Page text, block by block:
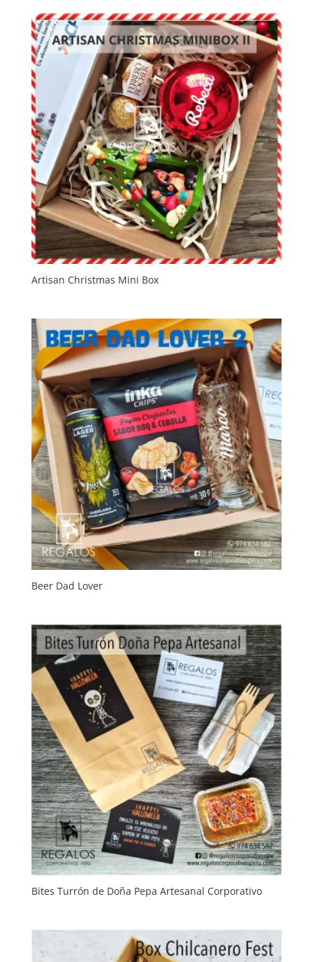
Artisan Christmas Mini Box
Beer Dad Lover
Bites Turrón de Doña Pepa Artesanal Corporativo